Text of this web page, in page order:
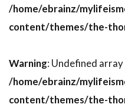
デニス・L・スチュワ
デニス・アーバーグ
デニス・リチャーズ
デニーズ・フェイ
デビッド・ドワイヤー
/home/ebrainz/
content/themes/the-
Warning: Undefined
/home/ebrainz/
content/themes/the-